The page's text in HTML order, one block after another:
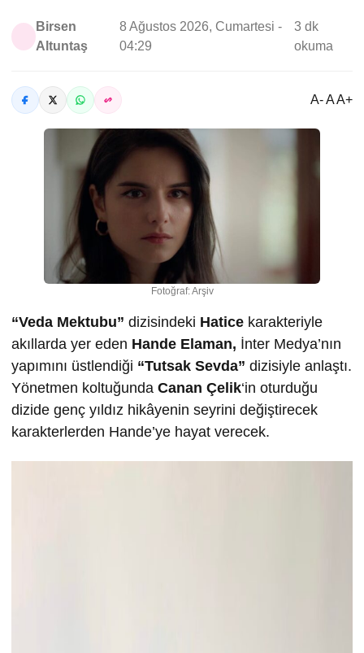
Birsen
Altuntaş
8 Ağustos 2026, Cumartesi -
04:29
3 dk
okuma
A- A A+
Fotoğraf: Arşiv
“Veda Mektubu” dizisindeki Hatice karakteriyle
akıllarda yer eden Hande Elaman, İnter Medya’nın
yapımını üstlendiği “Tutsak Sevda” dizisiyle anlaştı.
Yönetmen koltuğunda Canan Çelik‘in oturduğu
dizide genç yıldız hikâyenin seyrini değiştirecek
karakterlerden Hande’ye hayat verecek.